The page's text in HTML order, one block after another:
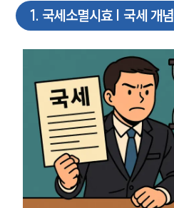
1. 국세소멸시효 | 국세 개념